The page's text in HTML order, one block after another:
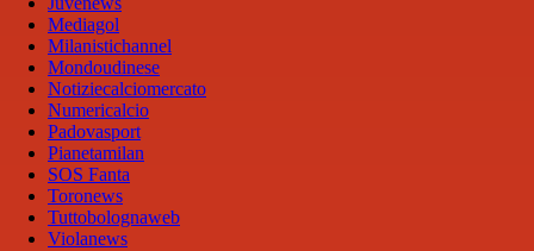
Mediagol
Milanistichannel
Mondoudinese
Notiziecalciomercato
Numericalcio
Padovasport
Pianetamilan
SOS Fanta
Toronews
Tuttobolognaweb
Violanews